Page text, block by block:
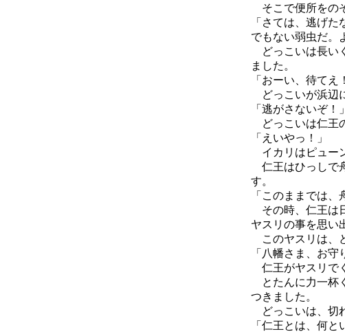
そこで便所をの
「さては、逃げ
でもない弱虫だ。
どっこいは長い
ました。
「おーい、待てえ
どっこいが浜辺
「逃がさないぞ！」
どっこいは仁王
「えいやっ！」
イカリはピュー
仁王はひっしで
す。
「このままでは、
その時、仁王は
ヤスリの事を思い
このヤスリは、
「八幡さま、お守
仁王がヤスリで
とたんに力一杯
つきました。
どっこいは、切
「仁王とは、何